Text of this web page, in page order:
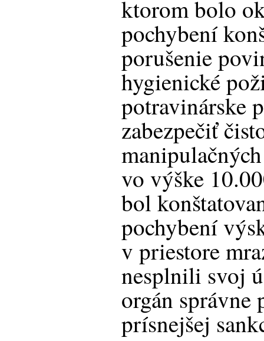
ktorom bolo
pochybení
porušenie
hygienické
potravinárske
zabezpečiť
vo výške
bol
pochybení
v priestore
nesplnili svoj
orgán
prísnejšej